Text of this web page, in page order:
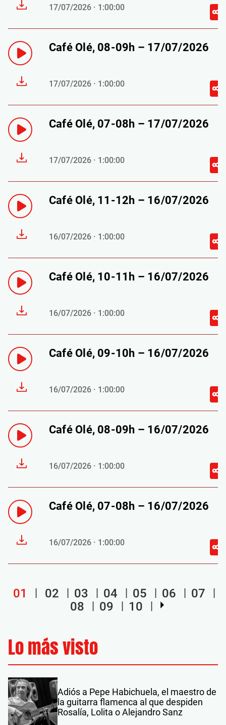
17/07/2026 · 1:00:00
Café Olé, 08-09h – 17/07/2026
17/07/2026 · 1:00:00
Café Olé, 07-08h – 17/07/2026
17/07/2026 · 1:00:00
Café Olé, 11-12h – 16/07/2026
16/07/2026 · 1:00:00
Café Olé, 10-11h – 16/07/2026
16/07/2026 · 1:00:00
Café Olé, 09-10h – 16/07/2026
16/07/2026 · 1:00:00
Café Olé, 08-09h – 16/07/2026
16/07/2026 · 1:00:00
Café Olé, 07-08h – 16/07/2026
16/07/2026 · 1:00:00
01 02 03 04 05 06
07
08
09 10
Lo más visto
Adiós a Pepe Habichuela, el maestro de
la guitarra flamenca al que despiden
Rosalía, Lolita o Alejandro Sanz